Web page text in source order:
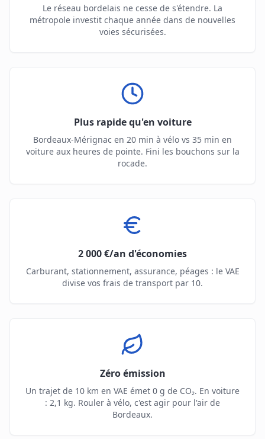
Le réseau bordelais ne cesse de s'étendre. La
métropole investit chaque année dans de nouvelles
voies sécurisées.
Plus rapide qu'en voiture
Bordeaux-Mérignac en 20 min à vélo vs 35 min en
voiture aux heures de pointe. Fini les bouchons sur la
rocade.
2 000 €/an d'économies
Carburant, stationnement, assurance, péages : le VAE
divise vos frais de transport par 10.
Zéro émission
Un trajet de 10 km en VAE émet 0 g de CO₂. En voiture
: 2,1 kg. Rouler à vélo, c'est agir pour l'air de
Bordeaux.